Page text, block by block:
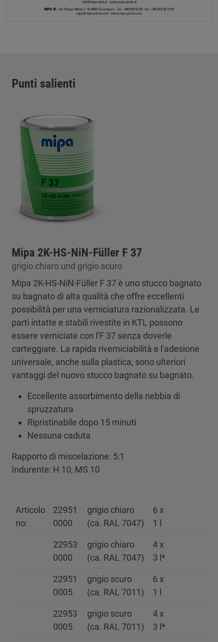
Punti salienti
Mipa 2K-HS-NiN-Füller F 37
grigio chiaro und grigio scuro
Mipa 2K-HS-NiN-Füller F 37 è uno stucco bagnato
su bagnato di alta qualità che offre eccellenti
possibilità per una verniciatura razionalizzata. Le
parti intatte e stabili rivestite in KTL possono
essere verniciate con l'F 37 senza doverle
carteggiare. La rapida riverniciabilità e l'adesione
universale, anche sulla plastica, sono ulteriori
vantaggi del nuovo stucco bagnato su bagnato.
Eccellente assorbimento della nebbia di
spruzzatura
Ripristinabile dopo 15 minuti
Nessuna caduta
Rapporto di miscelazione: 5:1
Indurente: H 10, MS 10
Articolo
no:
22951
0000
grigio chiaro
(ca. RAL 7047)
6 x
1 l
22953
0000
grigio chiaro
(ca. RAL 7047)
4 x
3 l*
22951
0005
grigio scuro
(ca. RAL 7011)
6 x
1 l
22953
0005
grigio scuro
(ca. RAL 7011)
4 x
3 l*